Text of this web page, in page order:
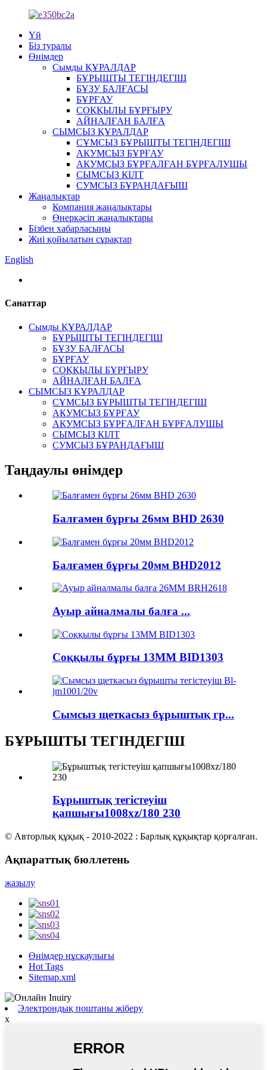
Үй
Біз туралы
Өнімдер
Сымды ҚҰРАЛДАР
БҰРЫШТЫ ТЕГІНДЕГІШ
БҰЗУ БАЛҒАСЫ
БҰРҒАУ
СОҚҚЫЛЫ БҰРҒЫРУ
АЙНАЛҒАН БАЛҒА
СЫМСЫЗ ҚҰРАЛДАР
СҰМСЫЗ БҰРЫШТЫ ТЕГІНДЕГІШ
АКУМСЫЗ БҰРҒАУ
АКУМСЫЗ БҰРҒАЛҒАН БҰРҒАЛУШЫ
СЫМСЫЗ КІЛТ
СУМСЫЗ БҰРАНДАҒЫШ
Жаңалықтар
Компания жаңалықтары
Өнеркәсіп жаңалықтары
Бізбен хабарласыңы
Жиі қойылатын сұрақтар
English
Санаттар
Сымды ҚҰРАЛДАР
БҰРЫШТЫ ТЕГІНДЕГІШ
БҰЗУ БАЛҒАСЫ
БҰРҒАУ
СОҚҚЫЛЫ БҰРҒЫРУ
АЙНАЛҒАН БАЛҒА
СЫМСЫЗ ҚҰРАЛДАР
СҰМСЫЗ БҰРЫШТЫ ТЕГІНДЕГІШ
АКУМСЫЗ БҰРҒАУ
АКУМСЫЗ БҰРҒАЛҒАН БҰРҒАЛУШЫ
СЫМСЫЗ КІЛТ
СУМСЫЗ БҰРАНДАҒЫШ
Таңдаулы өнімдер
Балғамен бұрғы 26мм BHD 2630
Балғамен бұрғы 20мм BHD2012
Ауыр айналмалы балға ...
Соққылы бұрғы 13MM BID1303
Сымсыз щеткасыз бұрыштық гр...
БҰРЫШТЫ ТЕГІНДЕГІШ
Бұрыштық тегістеуіш
қапшығы1008xz/180 230
© Авторлық құқық - 2010-2022 : Барлық құқықтар қорғалған.
Ақпараттық бюллетень
жазылу
Өнімдер нұсқаулығы
Hot Tags
Sitemap.xml
Электрондық поштаны жіберу
x